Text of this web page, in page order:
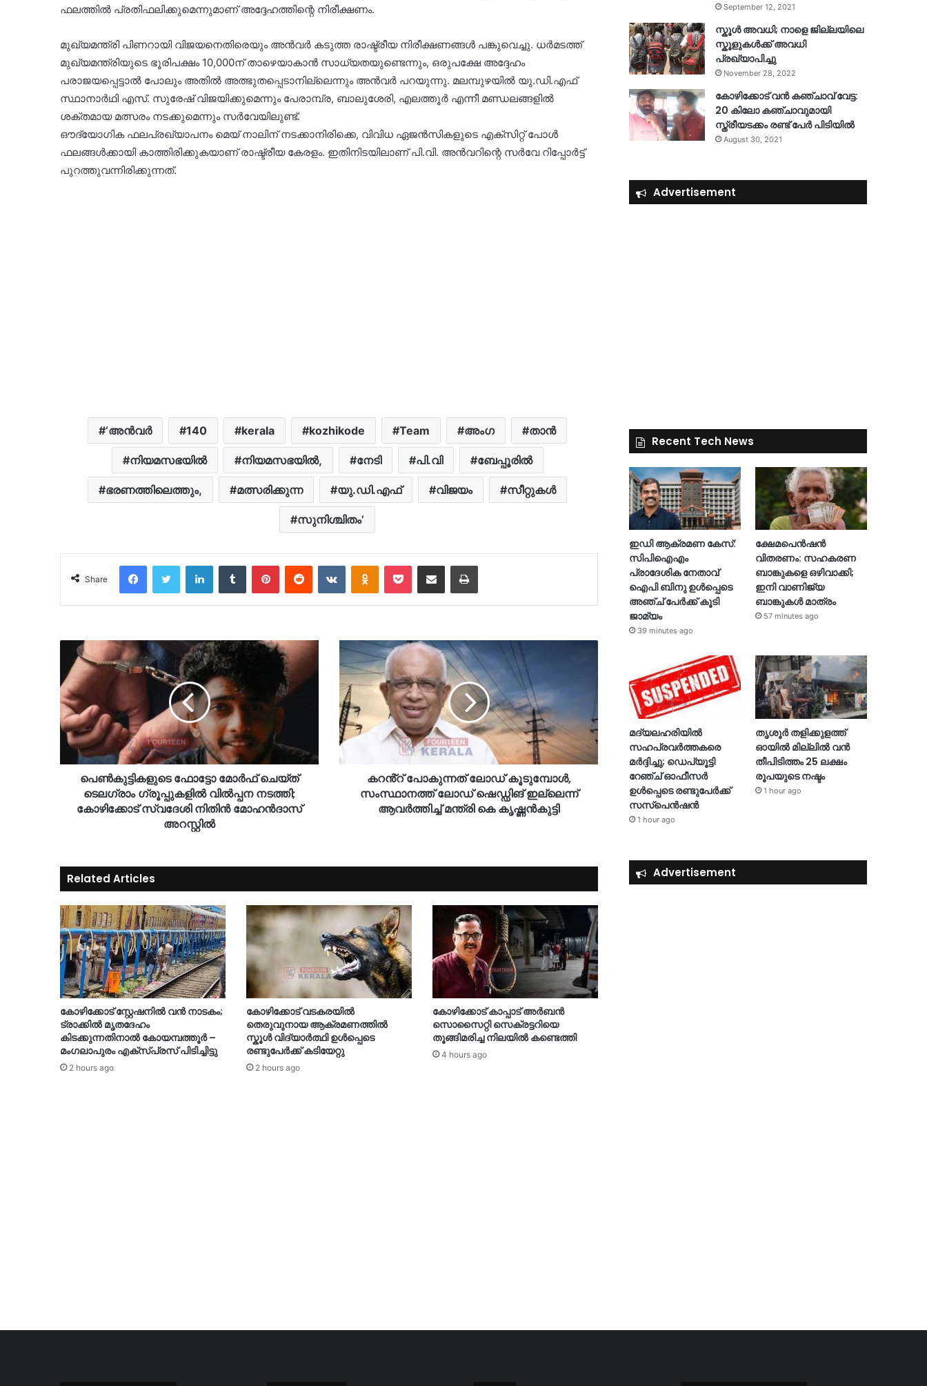
ഫലത്തിൽ പ്രതിഫലിക്കുമെന്നുമാണ് അദ്ദേഹത്തിന്റെ നിരീക്ഷണം.
മുഖ്യമന്ത്രി പിണറായി വിജയനെതിരെയും അൻവർ കടുത്ത രാഷ്ട്രീയ നിരീക്ഷണങ്ങൾ പങ്കുവെച്ചു. ധർമടത്ത്
മുഖ്യമന്ത്രിയുടെ ഭൂരിപക്ഷം 10,000ന് താഴെയാകാൻ സാധ്യതയുണ്ടെന്നും, ഒരുപക്ഷേ അദ്ദേഹം
പരാജയപ്പെട്ടാൽ പോലും അതിൽ അത്ഭുതപ്പെടാനില്ലെന്നും അൻവർ പറയുന്നു. മലമ്പുഴയിൽ യു.ഡി.എഫ്
സ്ഥാനാർഥി എസ്. സുരേഷ് വിജയിക്കുമെന്നും പേരാമ്പ്ര, ബാലുശേരി, എലത്തൂർ എന്നീ മണ്ഡലങ്ങളിൽ
ശക്തമായ മത്സരം നടക്കുമെന്നും സർവേയിലുണ്ട്.
ഔദ്യോഗിക ഫലപ്രഖ്യാപനം മെയ് നാലിന് നടക്കാനിരിക്കെ, വിവിധ ഏജൻസികളുടെ എക്സിറ്റ് പോൾ
ഫലങ്ങൾക്കായി കാത്തിരിക്കുകയാണ് രാഷ്ട്രീയ കേരളം. ഇതിനിടയിലാണ് പി.വി. അൻവറിന്റെ സർവേ റിപ്പോർട്ട്
പുറത്തുവന്നിരിക്കുന്നത്.
‘അൻവർ 140 kerala kozhikode Team അംഗ താൻ
നിയമസഭയില്‍ നിയമസഭയില്‍, നേടി പി.വി ബേപ്പൂരില്‍
ഭരണത്തിലെത്തും, മത്സരിക്കുന്ന യു.ഡി.എഫ് വിജയം സീറ്റുകള്‍
സുനിശ്ചിതം’
Share
FacebookTwitter LinkedInTumblr PinterestReddit VKontakteOdnoklassniki
Pocket Share via Email Print
പെൺകുട്ടികളുടെ ഫോട്ടോ മോർഫ് ചെയ്ത്
ടെലഗ്രാം ഗ്രൂപ്പുകളില്‍ വിൽപ്പന നടത്തി;
കോഴിക്കോട് സ്വദേശി നിതിൻ മോഹൻദാസ്
അറസ്റ്റിൽ
കറൻ്റ് പോകുന്നത് ലോഡ് കൂടുമ്പോൾ,
സംസ്ഥാനത്ത് ലോഡ് ഷെഡ്ഡിങ് ഇല്ലെന്ന്
ആവര്‍ത്തിച്ച് മന്ത്രി കെ കൃഷ്ണൻകുട്ടി
Related Articles
കോഴിക്കോട് സ്റ്റേഷനിൽ വൻ നാടകം;
ട്രാക്കിൽ മൃതദേഹം
കിടക്കുന്നതിനാൽ കോയമ്പത്തൂർ –
മംഗലാപുരം എക്സ്പ്രസ് പിടിച്ചിട്ടു
2 hours ago
കോഴിക്കോട് വടകരയിൽ
തെരുവുനായ ആക്രമണത്തിൽ
സ്കൂൾ വിദ്യാർത്ഥി ഉൾപ്പെടെ
രണ്ടുപേർക്ക് കടിയേറ്റു
2 hours ago
കോഴിക്കോട് കാപ്പാട് അര്‍ബന്‍
സൊസൈറ്റി സെക്രട്ടറിയെ
തൂങ്ങിമരിച്ച നിലയിൽ കണ്ടെത്തി
4 hours ago
September 12, 2021
സ്കൂൾ അവധി; നാളെ ജില്ലയിലെ
സ്കൂളുകൾക്ക് അവധി
പ്രഖ്യാപിച്ചു
November 28, 2022
കോഴിക്കോട് വൻ കഞ്ചാവ് വേട്ട:
20 കിലോ കഞ്ചാവുമായി
സ്ത്രീയടക്കം രണ്ട് പേർ പിടിയിൽ
August 30, 2021
Advertisement
Recent Tech News
ഇഡി ആക്രമണ കേസ്:
സിപിഐഎം
പ്രാദേശിക നേതാവ്
ഐപി ബിനു ഉൾപ്പെടെ
അഞ്ച് പേർക്ക് കൂടി
ജാമ്യം
39 minutes ago
ക്ഷേമപെൻഷൻ
വിതരണം: സഹകരണ
ബാങ്കുകളെ ഒഴിവാക്കി;
ഇനി വാണിജ്യ
ബാങ്കുകൾ മാത്രം
57 minutes ago
മദ്യലഹരിയിൽ
സഹപ്രവർത്തകരെ
മർദ്ദിച്ചു; ഡെപ്യൂട്ടി
റേഞ്ച് ഓഫീസർ
ഉൾപ്പെടെ രണ്ടുപേർക്ക്
സസ്‌പെൻഷൻ
1 hour ago
തൃശൂര്‍ തളിക്കുളത്ത്
ഓയില്‍ മില്ലില്‍ വൻ
തീപിടിത്തം 25 ലക്ഷം
രൂപയുടെ നഷ്ടം
1 hour ago
Advertisement